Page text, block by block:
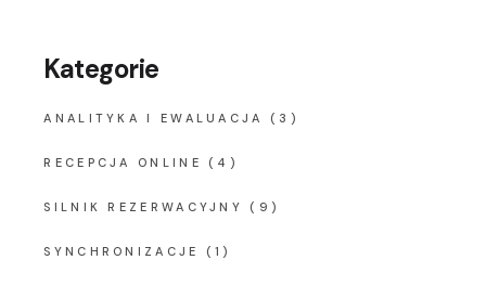
Kategorie
ANALITYKA I EWALUACJA (3)
RECEPCJA ONLINE (4)
SILNIK REZERWACYJNY (9)
SYNCHRONIZACJE (1)